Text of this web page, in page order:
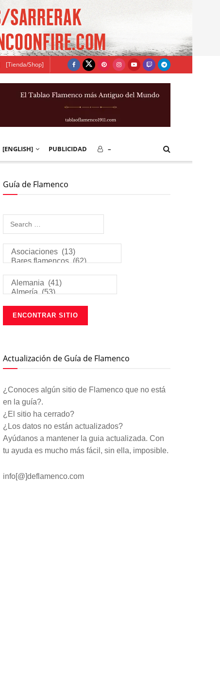
[Tienda/Shop]
[ENGLISH] PUBLICIDAD –
Guía de Flamenco
Actualización de Guía de Flamenco
¿Conoces algún sitio de Flamenco que no está
en la guía?.
¿El sitio ha cerrado?
¿Los datos no están actualizados?
Ayúdanos a mantener la guia actualizada. Con
tu ayuda es mucho más fácil, sin ella, imposible.
info[@]deflamenco.com